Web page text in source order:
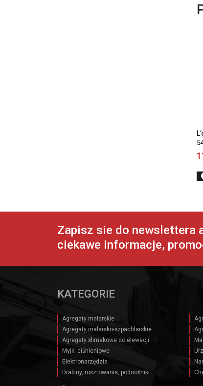
Zapisz sie do newslettera
ciekawe informacje,
KATEGORIE
Agregaty malarskie
Agregaty malarsko-szpachlarskie
Agregaty ślimakowe do elewacji
Myjki ciśnieniowe
Elektronarzędzia
Drabiny, rusztowania, podnośniki